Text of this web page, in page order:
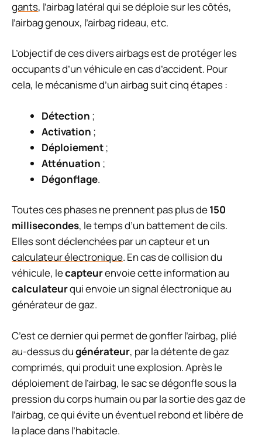
gants, l’airbag latéral qui se déploie sur les côtés,
l’airbag genoux, l’airbag rideau, etc.
L’objectif de ces divers airbags est de protéger les
occupants d’un véhicule en cas d’accident. Pour
cela, le mécanisme d’un airbag suit cinq étapes :
Détection ;
Activation ;
Déploiement;
Atténuation ;
Dégonflage.
Toutes ces phases ne prennent pas plus de150
millisecondes, le temps d’un battement de cils.
Elles sont déclenchées par un capteur et un
calculateur électronique. En cas de collision du
véhicule, lecapteurenvoie cette information au
calculateurqui envoie un signal électronique au
générateur de gaz.
C’est ce dernier qui permet de gonfler l’airbag, plié
au-dessus dugénérateur, par la détente de gaz
comprimés, qui produit une explosion. Après le
déploiement de l’airbag, le sac se dégonfle sous la
pression du corps humain ou par la sortie des gaz de
l’airbag, ce qui évite un éventuel rebond et libère de
la place dans l’habitacle.